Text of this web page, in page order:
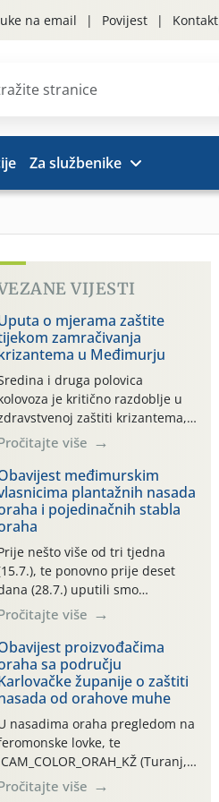
na email Povijest Kontakt
Za službenike
VIJESTI
o mjerama zaštite
zamračivanja
u Međimurju
i druga polovica
je kritično razdoblje u
zaštiti krizantema,
prije zamračivanja u proteklom
smo mjesecu tri puta upućivali
o preventivnim
zaštite krizantema od
uzročnika bolesti,
i fito-fagnih grinja (23.7.,
06.7.)! Na početku ovog
je zabilježeno je
i ekstremno vruće
razdoblje, uz
temperature […]
više
međimurskim
plantažnih nasada
i pojedinačnih stabla
nešto više od tri tjedna
te ponovno prije deset
(28.7.) uputili smo
vlasnicima plantažnih
nasada oraha i pojedinačnih
o početku leta i
potrebi usmjerenog
orahove muhe
completa)! Već
dana traje drugi
“toplinski udar”, koji
naročito izražen zadnja šest
(31.7.-05.8.), jer najviše
zraka svakodnevno
više
proizvođačima
sa području
županije o zaštiti
od orahove muhe
nasadima oraha pregledom na
lovke, te
CAM_COLOR_ORAH_KŽ (Turanj,
zabilježena je mala
više